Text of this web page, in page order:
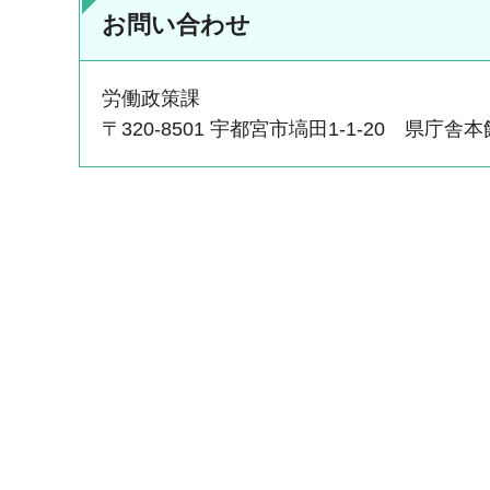
お問い合わせ
労働政策課
〒320-8501 宇都宮市塙田1-1-20 県庁舎本